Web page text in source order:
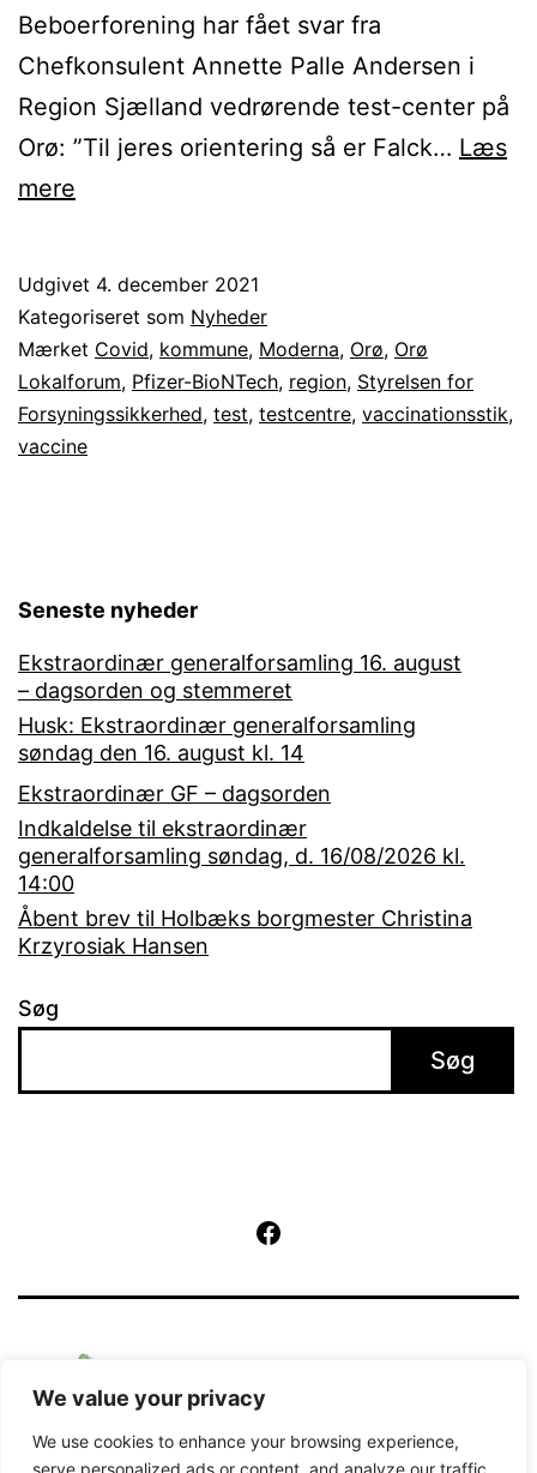
We value your privacy
We use cookies to enhance your browsing experience,
serve personalized ads or content, and analyze our traffic.
Beboerforening har fået svar fra
Chefkonsulent Annette Palle Andersen i
Region Sjælland vedrørende test-center på
Orø: ”Til jeres orientering så er Falck… Læs
mere
og
vaccine
opdatering
Udgivet 4. december 2021
Kategoriseret som Nyheder
Mærket Covid, kommune, Moderna, Orø, Orø
Lokalforum, Pfizer-BioNTech, region, Styrelsen for
Forsyningssikkerhed, test, testcentre, vaccinationsstik,
vaccine
Seneste nyheder
Ekstraordinær generalforsamling 16. august
– dagsorden og stemmeret
Husk: Ekstraordinær generalforsamling
søndag den 16. august kl. 14
Ekstraordinær GF – dagsorden
Indkaldelse til ekstraordinær
generalforsamling søndag, d. 16/08/2026 kl.
14:00
Åbent brev til Holbæks borgmester Christina
Krzyrosiak Hansen
Søg
Søg